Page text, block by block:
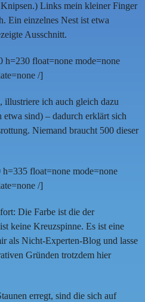
Links mein kleiner Finger
Ein einzelnes Nest ist etwa
Ausschnitt.
h=230 float=none mode=none
/]
illustriere ich auch gleich dazu
sind) – dadurch erklärt sich
Niemand braucht 500 dieser
float=none mode=none
/]
Die Farbe ist die der
keine Kreuzspinne. Es ist eine
als Nicht-Experten-Blog und lasse
Gründen trotzdem hier
erregt, sind die sich auf